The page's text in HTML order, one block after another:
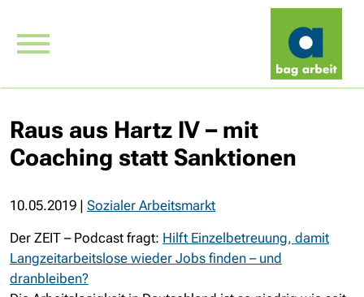
Raus aus Hartz IV – mit
Coaching statt Sanktionen
10.05.2019 | Sozialer Arbeitsmarkt
Der ZEIT – Podcast fragt: Hilft Einzelbetreuung, damit
Langzeitarbeitslose wieder Jobs finden – und
dranbleiben?